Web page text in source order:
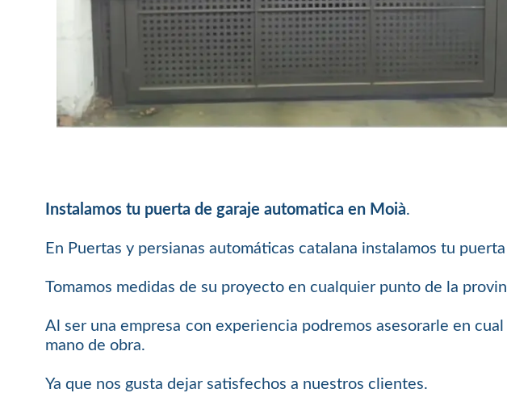
Instalamos tu puerta de garaje automatica en Moià.
En Puertas y persianas automáticas catalana instalamos tu
Tomamos medidas de su proyecto en cualquier punto de la
Al ser una empresa con experiencia podremos asesorarle en
mano de obra.
Ya que nos gusta dejar satisfechos a nuestros clientes.